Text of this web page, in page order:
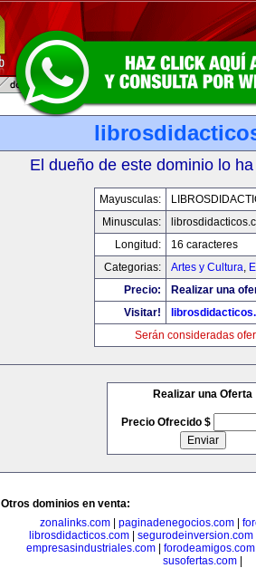
El dueño de este dominio lo
Mayusculas:
Minusculas:
Longitud:
16 caracteres
Categorias:
Artes y Cultura,
Precio:
Realizar una
Visitar!
Serán consideradas
Realizar una Oferta
Precio Ofrecido $
Otros dominios en venta:
zonalinks.com| paginadenegocios.com|
librosdidacticos.com| segurodeinversion.com
empresasindustriales.com| forodeamigos.com
susofertas.com